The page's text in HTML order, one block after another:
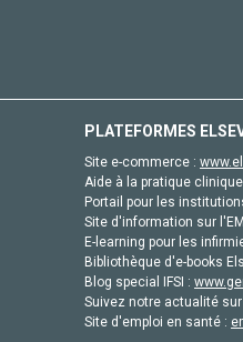
PLATEFORMES
Site e-commerce :
Aide à la pratique
Portail pour les
Site d'information sur
E-learning pour les
Bibliothèque d'e-books
Blog special IFSI :
Suivez notre actualité
Site d'emploi en santé :